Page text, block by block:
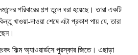
পরিবারের গল্প তুলে ধরা হয়েছে। তারা একটি
খাওয়া-দাওয়া শেষে এটা প্রকাশ পায় যে, তারা
ফিল্ম অ্যাওয়ার্ডসে পুরস্কার জিতে। এছাড়া